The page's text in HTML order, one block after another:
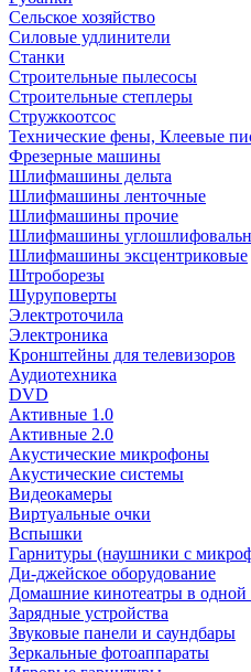
Сельское хозяйство
Силовые удлинители
Станки
Строительные пылесосы
Строительные степлеры
Стружкоотсос
Технические фены, Клеевые
Фрезерные машины
Шлифмашины дельта
Шлифмашины ленточные
Шлифмашины прочие
Шлифмашины
Шлифмашины эксцентриковые
Штроборезы
Шуруповерты
Электроточила
Электроника
Кронштейны для телевизоров
Аудиотехника
DVD
Активные 1.0
Активные 2.0
Акустические микрофоны
Акустические системы
Видеокамеры
Виртуальные очки
Вспышки
Гарнитуры (наушники с
Ди-джейское оборудование
Домашние кинотеатры в одной
Зарядные устройства
Звуковые панели и саундбары
Зеркальные фотоаппараты